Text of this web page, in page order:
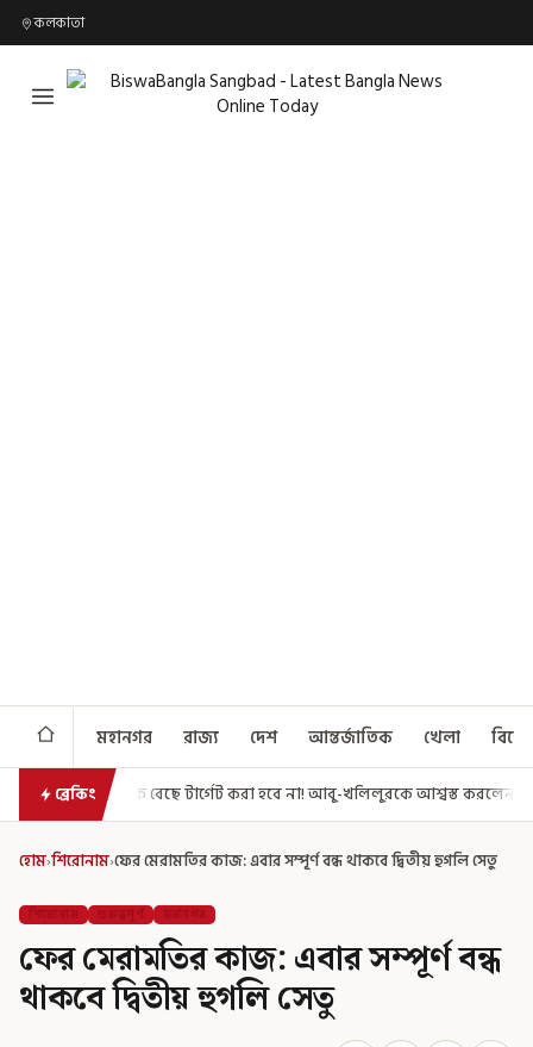
কলকাতা
মহানগর রাজ্য দেশ আন্তর্জাতিক খেলা
ব্রেকিং
টার্গেট করা হবে না! আবু-খলিলুরকে আশ্বস্ত করলেন মুখ্যমন্ত্রী এগিয়ে গেল
হোম›শিরোনাম›ফের মেরামতির কাজ: এবার সম্পূর্ণ বন্ধ থাকবে দ্বিতীয় হুগলি সেতু
শিরোনাম গুরুত্বপূর্ণ মহানগর
ফের মেরামতির কাজ: এবার সম্পূর্ণ বন্ধ
থাকবে দ্বিতীয় হুগলি সেতু